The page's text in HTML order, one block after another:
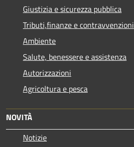
Giustizia e sicurezza pubblica
Tributi,finanze e contravvenzioni
Ambiente
Salute, benessere e assistenza
Autorizzazioni
Agricoltura e pesca
NOVITÀ
Notizie